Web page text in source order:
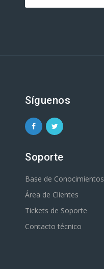
Síguenos
Soporte
Base de Conocimientos
Área de Clientes
Tickets de Soporte
Contacto técnico